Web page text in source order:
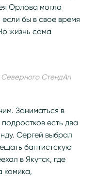
Орлова могла
бы в свое время
жизнь сама
СтендАп
Заниматься в
есть два
Сергей выбрал
баптистскую
в Якутск, где
комика,